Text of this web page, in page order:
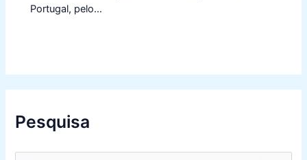
Portugal, pelo…
Pesquisa